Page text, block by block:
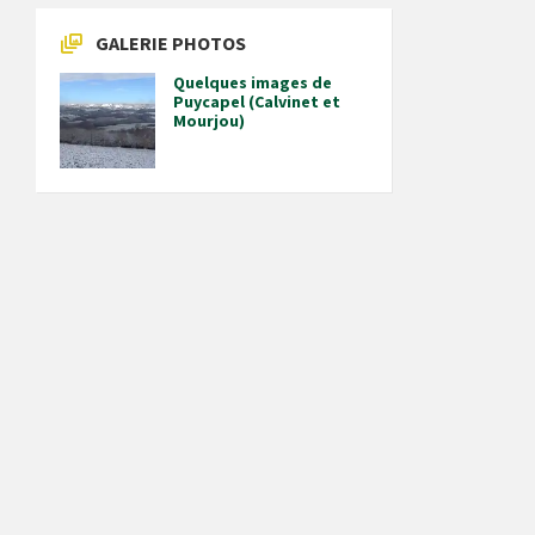
GALERIE PHOTOS
Quelques images de
Puycapel (Calvinet et
Mourjou)